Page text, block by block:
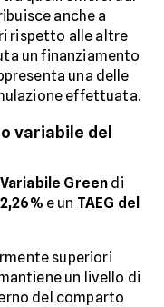
anche a
rispetto alle altre
un finanziamento
una delle
effettuata.
variabile del
Green di
e un TAEG del
superiori
un livello di
del comparto